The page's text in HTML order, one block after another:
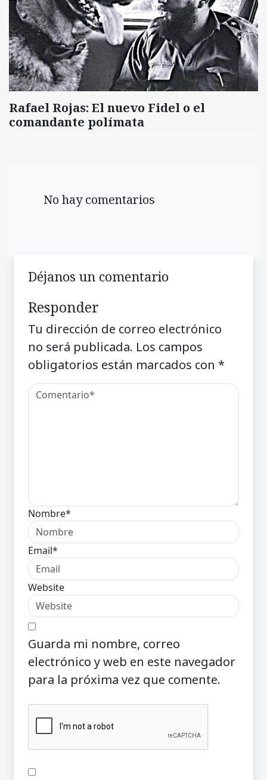
Rafael Rojas: El nuevo Fidel o el
comandante polímata
No hay comentarios
Déjanos un comentario
Responder
Tu dirección de correo electrónico
no será publicada. Los campos
obligatorios están marcados con *
Nombre*
Email*
Website
Guarda mi nombre, correo
electrónico y web en este navegador
para la próxima vez que comente.